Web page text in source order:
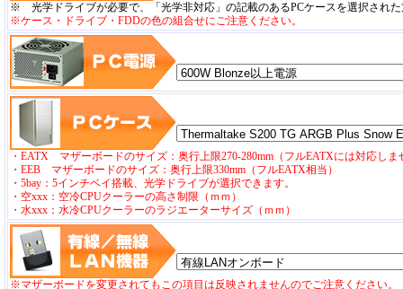
※ 光学ドライブが必要で、「光学非対応」の記載のあるPCケースを選択され
※ケース・ドライブ・FDDの色の組合せにご注意ください。
・EATX マザーボードのサイズ：奥行上限270-280mm（フルEATXには対応しま
・EEB マザーボードのサイズ：奥行上限330mm（フルEATX相当）
・5bay：5インチベイ搭載、光学ドライブが選択できます。
・空xxx：空冷CPUクーラーの高さ制限（ｍｍ）
・水xxx：水冷CPUクーラーのラジエーターサイズ（ｍｍ）
※マザーボードを変更されてもこの項目は反映されませんのでご注意ください。